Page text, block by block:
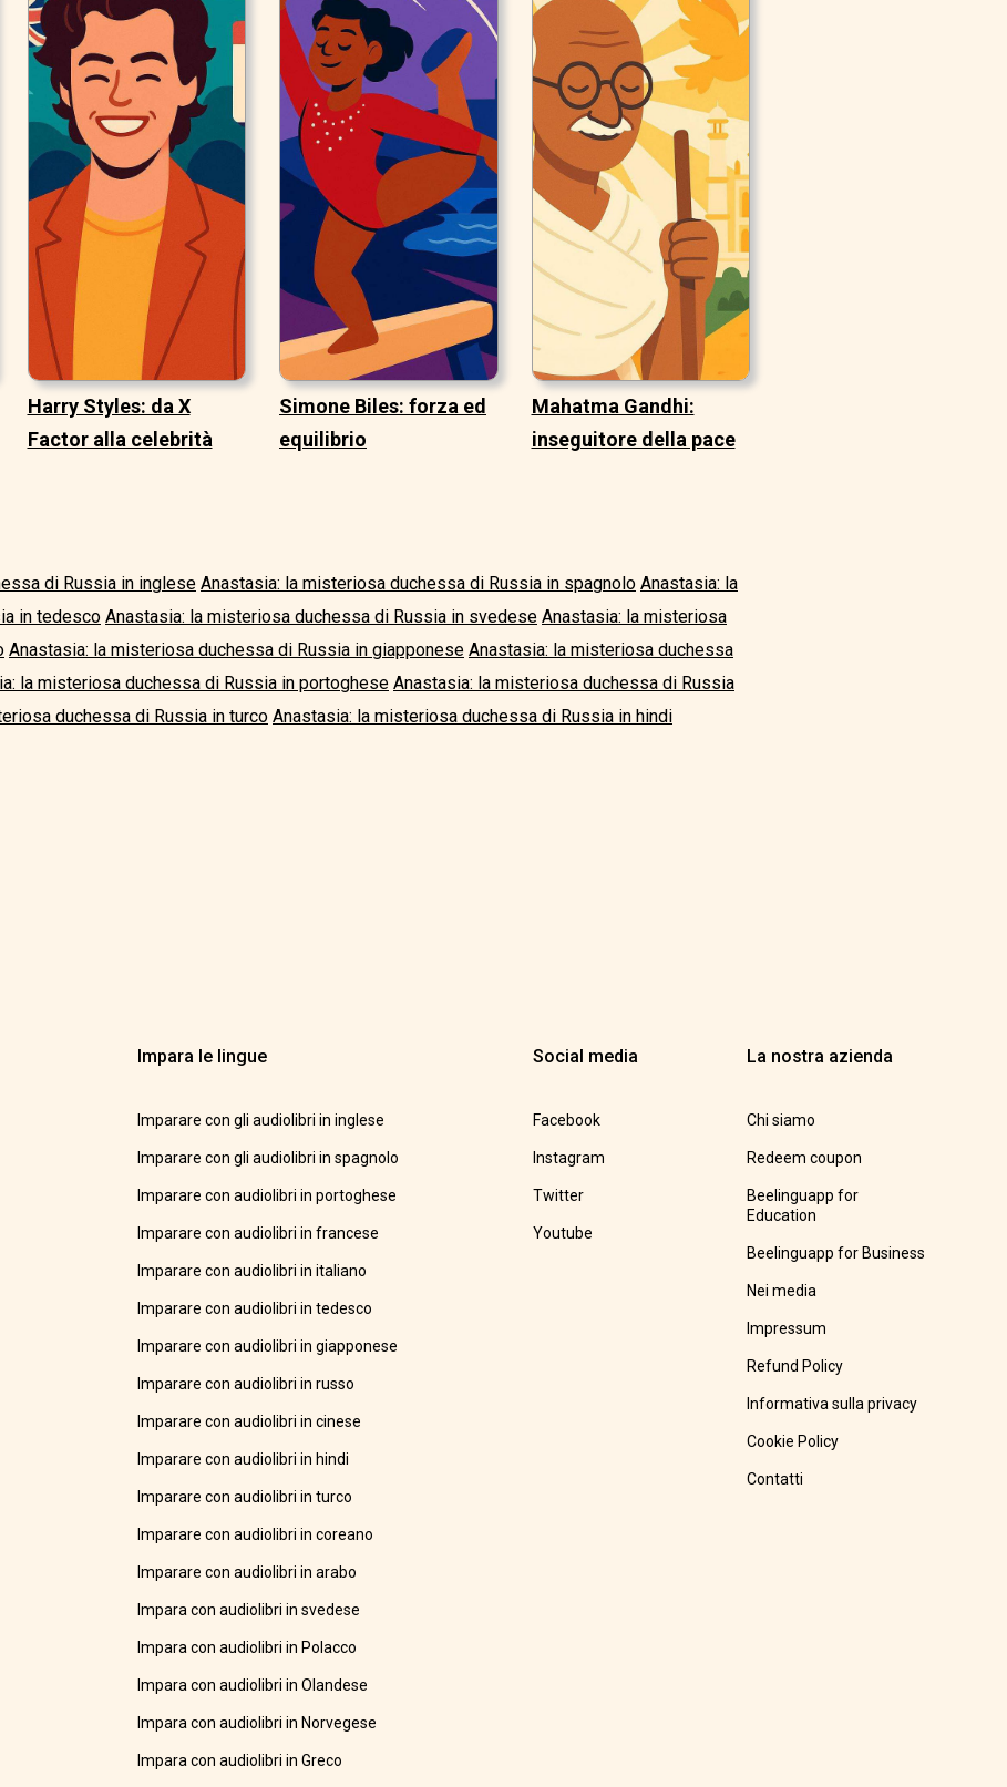
Harry Styles: da X
Factor alla celebrità
Simone Biles: forza ed
equilibrio
Mahatma Gandhi:
inseguitore della pace
di Russia in inglese Anastasia: la misteriosa duchessa di Russia in spagnolo Anastasia: la
in tedesco Anastasia: la misteriosa duchessa di Russia in svedese Anastasia: la misteriosa
Anastasia: la misteriosa duchessa di Russia in giapponese Anastasia: la misteriosa duchessa
la misteriosa duchessa di Russia in portoghese Anastasia: la misteriosa duchessa di Russia
duchessa di Russia in turco Anastasia: la misteriosa duchessa di Russia in hindi
Impara le lingue
Imparare con gli audiolibri in inglese
Imparare con gli audiolibri in spagnolo
Imparare con audiolibri in portoghese
Imparare con audiolibri in francese
Imparare con audiolibri in italiano
Imparare con audiolibri in tedesco
Imparare con audiolibri in giapponese
Imparare con audiolibri in russo
Imparare con audiolibri in cinese
Imparare con audiolibri in hindi
Imparare con audiolibri in turco
Imparare con audiolibri in coreano
Imparare con audiolibri in arabo
Impara con audiolibri in svedese
Impara con audiolibri in Polacco
Impara con audiolibri in Olandese
Impara con audiolibri in Norvegese
Impara con audiolibri in Greco
Social media
Facebook
Instagram
Twitter
Youtube
La nostra azienda
Chi siamo
Redeem coupon
Beelinguapp for
Education
Beelinguapp for Business
Nei media
Impressum
Refund Policy
Informativa sulla privacy
Cookie Policy
Contatti